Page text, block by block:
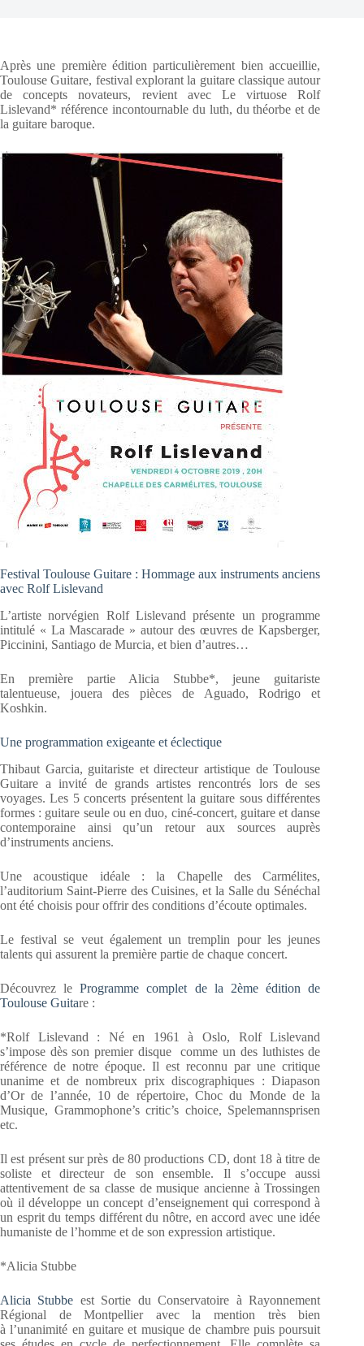
Après une première édition particulièrement bien accueillie,
Toulouse Guitare, festival explorant la guitare classique autour
de concepts novateurs, revient avec Le virtuose Rolf
Lislevand* référence incontournable du luth, du théorbe et de
la guitare baroque.
Festival Toulouse Guitare : Hommage aux instruments anciens
avec Rolf Lislevand
L’artiste norvégien Rolf Lislevand présente un programme
intitulé « La Mascarade » autour des œuvres de Kapsberger,
Piccinini, Santiago de Murcia, et bien d’autres…
En première partie Alicia Stubbe*, jeune guitariste
talentueuse, jouera des pièces de Aguado, Rodrigo et
Koshkin.
Une programmation exigeante et éclectique
Thibaut Garcia, guitariste et directeur artistique de Toulouse
Guitare a invité de grands artistes rencontrés lors de ses
voyages. Les 5 concerts présentent la guitare sous différentes
formes : guitare seule ou en duo, ciné-concert, guitare et danse
contemporaine ainsi qu’un retour aux sources auprès
d’instruments anciens.
Une acoustique idéale : la Chapelle des Carmélites,
l’auditorium Saint-Pierre des Cuisines, et la Salle du Sénéchal
ont été choisis pour offrir des conditions d’écoute optimales.
Le festival se veut également un tremplin pour les jeunes
talents qui assurent la première partie de chaque concert.
Découvrez leProgramme complet de la 2ème édition de
Toulouse Guitare :
*Rolf Lislevand : Né en 1961 à Oslo, Rolf Lislevand
s’impose dès son premier disque comme un des luthistes de
référence de notre époque. Il est reconnu par une critique
unanime et de nombreux prix discographiques : Diapason
d’Or de l’année, 10 de répertoire, Choc du Monde de la
Musique, Grammophone’s critic’s choice, Spelemannsprisen
etc.
Il est présent sur près de 80 productions CD, dont 18 à titre de
soliste et directeur de son ensemble. Il s’occupe aussi
attentivement de sa classe de musique ancienne à Trossingen
où il développe un concept d’enseignement qui correspond à
un esprit du temps différent du nôtre, en accord avec une idée
humaniste de l’homme et de son expression artistique.
*Alicia Stubbe
Alicia Stubbe est Sortie du Conservatoire à Rayonnement
Régional de Montpellier avec la mention très bien
à l’unanimité en guitare et musique de chambre puis poursuit